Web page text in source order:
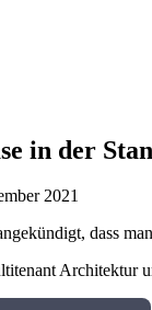
in der
2021
dass
Architektur